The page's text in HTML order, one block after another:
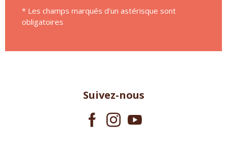
* Les champs marqués d'un astérisque sont
obligatoires
Suivez-nous